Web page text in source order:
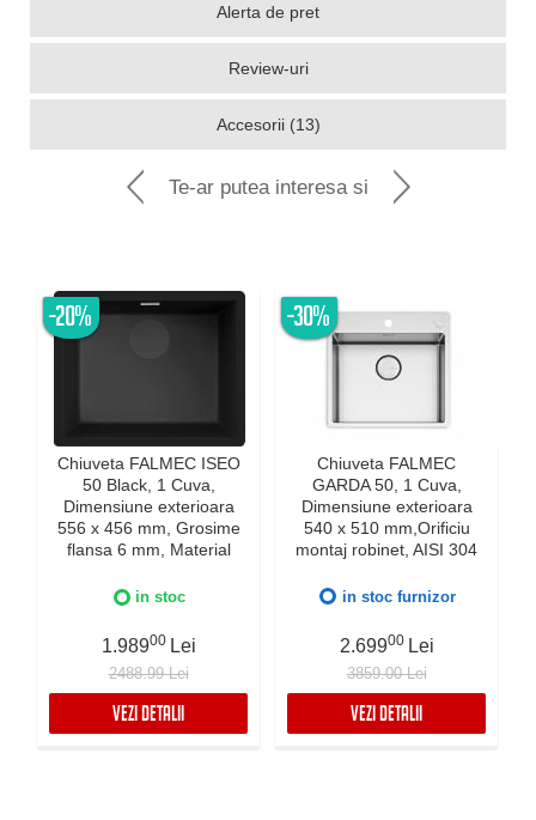
Alerta de pret
Review-uri
Accesorii (13)
Te-ar putea interesa si
-20%
Chiuveta FALMEC ISEO
50 Black, 1 Cuva,
Dimensiune exterioara
556 x 456 mm, Grosime
flansa 6 mm, Material
Preaplin Perimetral,
blat
in stoc
1.98900 Lei
2488.99 Lei
VEZI DETALII
-30%
Chiuveta FALMEC
GARDA 50, 1 Cuva,
Dimensiune exterioara
540 x 510 mm,Orificiu
montaj robinet, AISI 304
12mm, Supapa de golire
zgomot, Sistem drenaj
FALMEC, Instalare flush
sau pe blat
in stoc furnizor
2.69900 Lei
3859.00 Lei
VEZI DETALII